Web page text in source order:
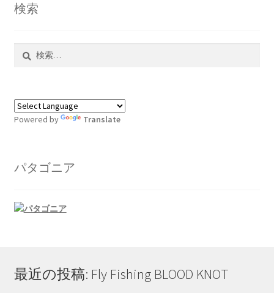
検索
Powered by Translate
パタゴニア
最近の投稿: Fly Fishing BLOOD KNOT